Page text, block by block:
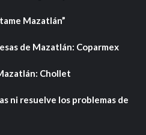
Mazatlán”
de Mazatlán: Coparmex
Chollet
ni resuelve los problemas de